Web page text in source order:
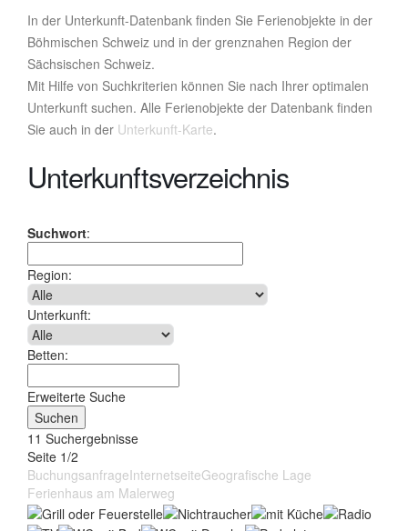
In der Unterkunft-Datenbank finden Sie Ferienobjekte in der
Böhmischen Schweiz und in der grenznahen Region der
Sächsischen Schweiz.
Mit Hilfe von Suchkriterien können Sie nach Ihrer optimalen
Unterkunft suchen. Alle Ferienobjekte der Datenbank finden
Sie auch in der Unterkunft-Karte.
Unterkunftsverzeichnis
Suchwort:
Region:
Unterkunft:
Betten:
Erweiterte Suche
11 Suchergebnisse
Seite 1/2
BuchungsanfrageInternetseiteGeografische Lage
Ferienhaus am Malerweg